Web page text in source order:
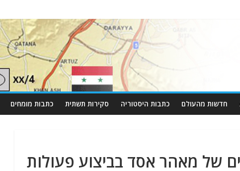
חדשות מהעולם כתבות היסטוריה סקירות תשתית כתבות מומחים
של מאהר אסד בביצוע פעולות